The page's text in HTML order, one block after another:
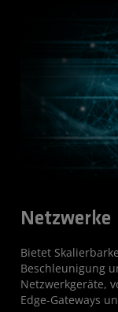
Netzwerke
Bietet
Beschleunigung
Netzwerkgeräte,
Edge-Gateways